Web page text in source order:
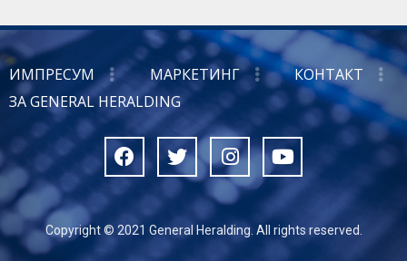
ИМПРЕСУМ МАРКЕТИНГ
КОНТАКТ
ЗА GENERAL HERALDING
Copyright © 2021 General Heralding. All rights reserved.